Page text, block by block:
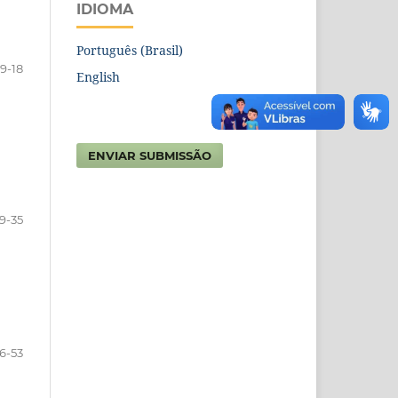
9-18
35
53
IDIOMA
Português (Brasil)
English
ENVIAR SUBMISSÃO